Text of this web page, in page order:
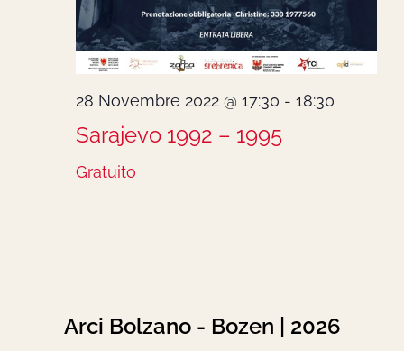
28 Novembre 2022 @ 17:30 - 18:30
Sarajevo 1992 – 1995
Gratuito
Arci Bolzano - Bozen | 2026